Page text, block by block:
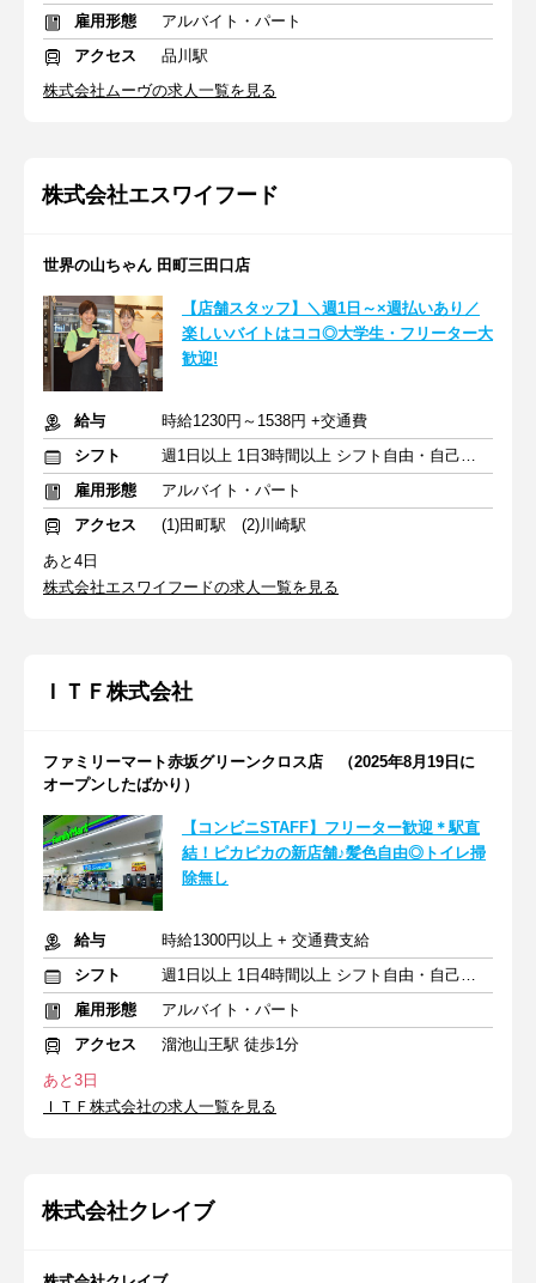
雇用形態
アルバイト・パート
アクセス
品川駅
株式会社ムーヴの求人一覧を見る
株式会社エスワイフード
世界の山ちゃん 田町三田口店
【店舗スタッフ】＼週1日～×週払いあり／
楽しいバイトはココ◎大学生・フリーター大
歓迎!
給与
時給1230円～1538円 +交通費
シフト
週1日以上 1日3時間以上 シフト自由・自己申告
雇用形態
アルバイト・パート
アクセス
(1)田町駅 (2)川崎駅
あと4日
株式会社エスワイフードの求人一覧を見る
ＩＴＦ株式会社
ファミリーマート赤坂グリーンクロス店 （2025年8月19日に
オープンしたばかり）
【コンビニSTAFF】フリーター歓迎＊駅直
結！ピカピカの新店舗♪髪色自由◎トイレ掃
除無し
給与
時給1300円以上 + 交通費支給
シフト
週1日以上 1日4時間以上 シフト自由・自己申告
雇用形態
アルバイト・パート
アクセス
溜池山王駅 徒歩1分
あと3日
ＩＴＦ株式会社の求人一覧を見る
株式会社クレイブ